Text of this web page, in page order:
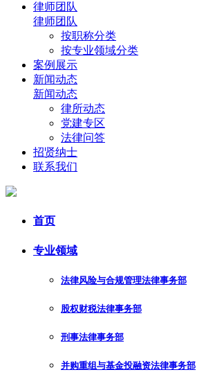
律师团队
律师团队
按职称分类
按专业领域分类
案例展示
新闻动态
新闻动态
律所动态
党建专区
法律问答
招贤纳士
联系我们
首页
专业领域
法律风险与合规管理法律事务部
股权财税法律事务部
刑事法律事务部
并购重组与基金投融资法律事务部